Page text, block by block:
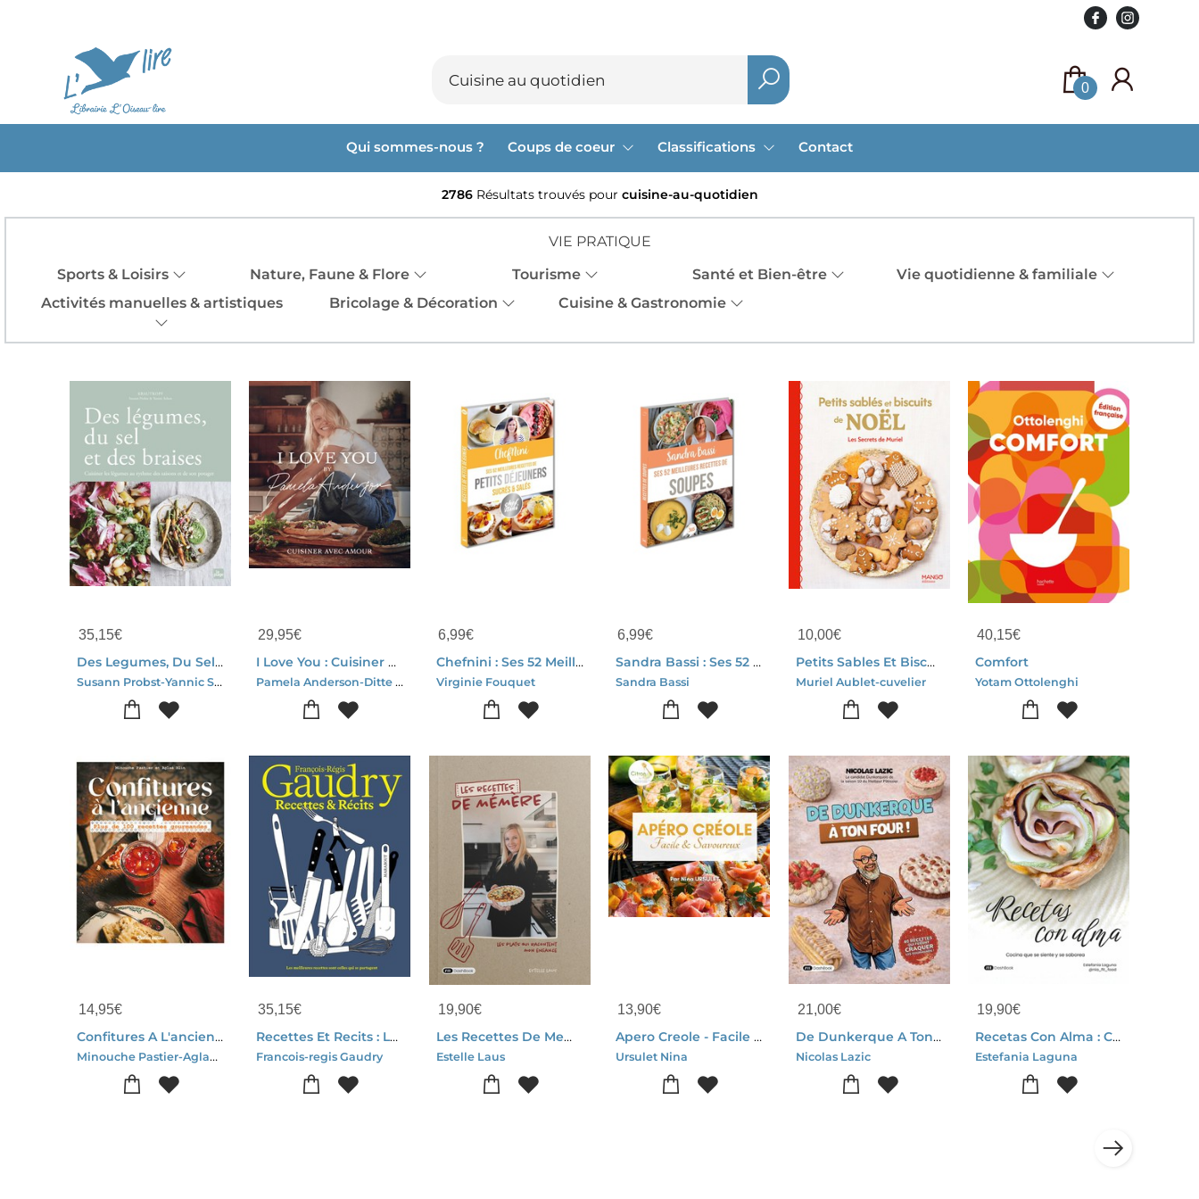
0
Qui sommes-nous ? Coups de coeur Classifications Contact
2786 Résultats trouvés pour cuisine-au-quotidien
VIE PRATIQUE
Sports & Loisirs
Nature, Faune & Flore Tourisme Santé et Bien-être
Vie quotidienne & familiale
Activités manuelles & artistiques
Bricolage & Décoration Cuisine & Gastronomie
35,15€
Des Legumes, Du Sel Et Des Braises : Cuisiner Les Legumes Au Rythme Des Saisons Et De Son Potager
Susann Probst-Yannic Schon
29,95€
I Love You : Cuisiner Avec Amour
Pamela Anderson-Ditte Isager
6,99€
Chefnini : Ses 52 Meilleures Recettes De Petits Dejeuners Sucres Et Sales
Virginie Fouquet
6,99€
Sandra Bassi : Ses 52 Meilleures Recettes De Soupes
Sandra Bassi
10,00€
Petits Sables Et Biscuits De Noel
Muriel Aublet-cuvelier
40,15€
Comfort
Yotam Ottolenghi
14,95€
Confitures A L'ancienne : Plus De 100 Recettes Gourmandes
Minouche Pastier-Aglae Blin
35,15€
Recettes Et Recits : Les Meilleures Recettes Sont Celles Qui Se Partagent
Francois-regis Gaudry
19,90€
Les Recettes De Memere : Les Plats Qui Racontent Mon Enfance
Estelle Laus
13,90€
Apero Creole - Facile Et Savoureux - Illustrations, Couleur
Ursulet Nina
21,00€
De Dunkerque A Ton Four : 40 Recettes Patissieres Simples Et Joyeuses Qui Feront Craquer Les Gourmands !
Nicolas Lazic
19,90€
Recetas Con Alma : Cocina Que Se Siente Y Se Saborea
Estefania Laguna